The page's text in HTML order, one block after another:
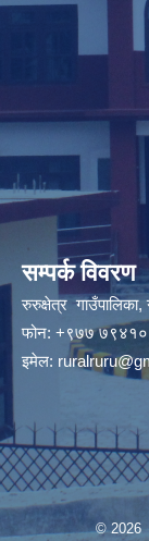
सम्पर्क विवरण
रुरुक्षेत्र गाउँपालिका,
फोन: +९७७
इमेल:
© 2026